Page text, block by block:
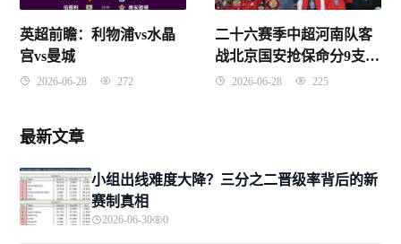
英超前瞻：利物浦vs水晶
宫vs曼城
2026-06-28 272
二十六赛季中超河南队客
战北京国安抢保命分9支球
队负分开局
2026-06-28 225
最新文章
小组出线难度大降？三分之二晋级率背后的新
赛制真相
2026-06-30 0